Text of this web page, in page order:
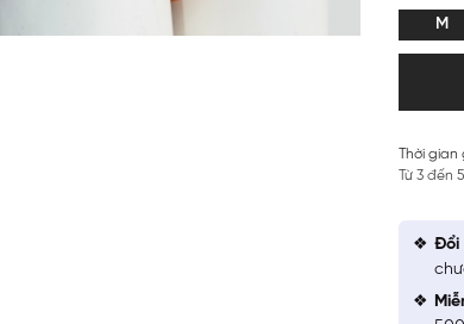
M
Thời gian
Từ 3 đến
Đổi